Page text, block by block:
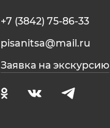
+7 (3842) 75-86-33
pisanitsa@mail.ru
Заявка на экскурсию